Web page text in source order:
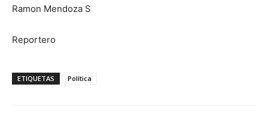
Ramon Mendoza S
Reportero
ETIQUETAS Política